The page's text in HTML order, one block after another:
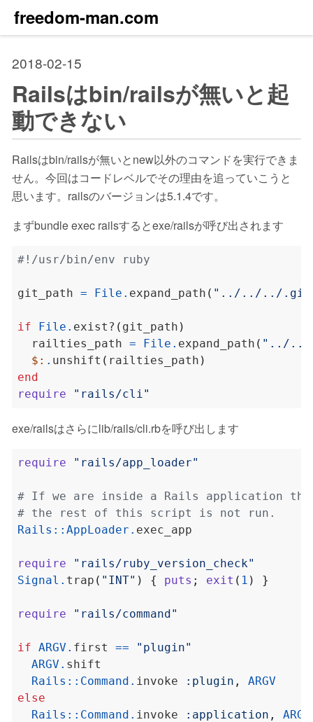
freedom-man.com
2018-02-15
Railsはbin/railsが無いと起
動できない
Railsはbin/railsが無いとnew以外のコマンドを実行できま
せん。今回はコードレベルでその理由を追っていこうと
思います。railsのバージョンは5.1.4です。
まずbundle exec railsするとexe/railsが呼び出されます
#!/usr/bin/env ruby
git_path = File . expand_path ( "../../../
if File . exist? ( git_path )
  railties_path
= File . expand_path ( "../../
$: . unshift ( railties_path )
end
require
"rails/cli"
exe/railsはさらにlib/rails/cli.rbを呼び出します
require "rails/app_loader"
# If we are inside a Rails application this
# the rest of this script is not run.
Rails :: AppLoader .
require
"rails/ruby_version_check"
Signal . trap ( "INT" ) { puts ; exit ( 1 ) }
require "rails/command"
if ARGV . first ==
"plugin"
ARGV .
Rails :: Command . invoke :plugin ,
ARGV
else
Rails :: Command . invoke :application ,
ARGV